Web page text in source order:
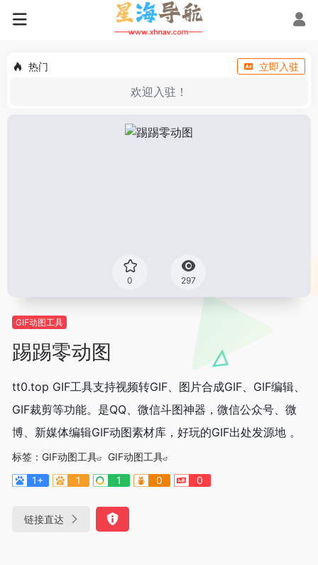
热门 立即入驻
欢迎入驻！
0 297
GIF动图工具
踢踢零动图
tt0.top GIF工具支持视频转GIF、图片合成GIF、GIF编辑、
GIF裁剪等功能。是QQ、微信斗图神器，微信公众号、微
博、新媒体编辑GIF动图素材库，好玩的GIF出处发源地 。
标签： GIF动图工具
GIF动图工具
1+
1 1 0 0
链接直达